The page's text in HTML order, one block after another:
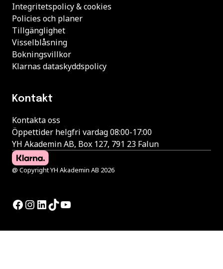
Integritetspolicy & cookies
Policies och planer
Tillgänglighet
Visselblåsning
Bokningsvillkor
Klarnas dataskyddspolicy
Kontakt
Kontakta oss
Öppettider helgfri vardag 08:00-17:00
YH Akademin AB, Box 127, 791 23 Falun
@ Copyright YH Akademin AB 2026
Facebook
Instagram
LinkedIn
TikTok
YouTube